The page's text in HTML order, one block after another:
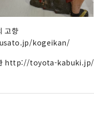
고향
kogeikan/
관 http://toyota-kabuki.jp/